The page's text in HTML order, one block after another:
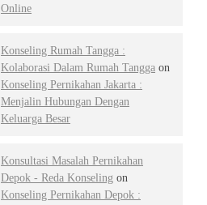
Online
Konseling Rumah Tangga :
Kolaborasi Dalam Rumah Tangga on
Konseling Pernikahan Jakarta :
Menjalin Hubungan Dengan
Keluarga Besar
Konsultasi Masalah Pernikahan
Depok - Reda Konseling on
Konseling Pernikahan Depok :